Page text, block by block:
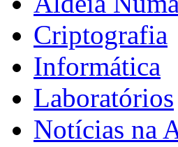
Criptografia
Informática
Laboratórios
Notícias na